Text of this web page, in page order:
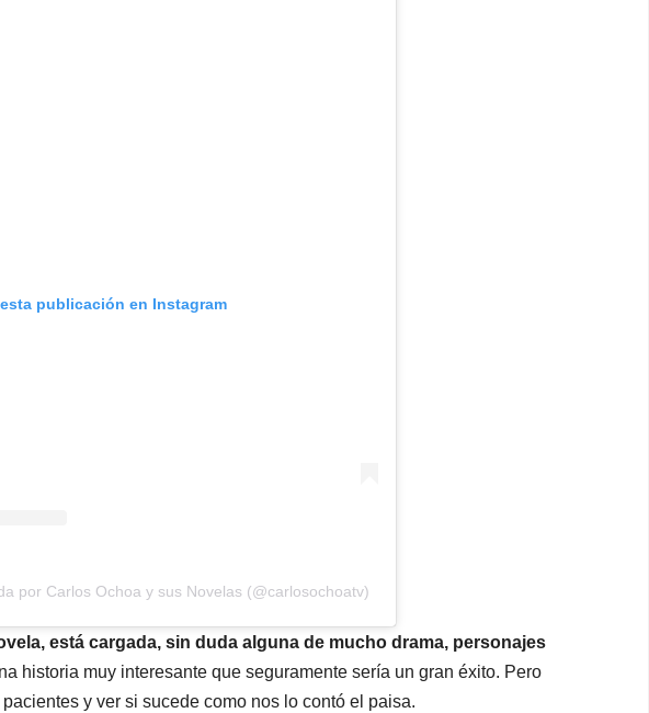
esta publicación en Instagram
por Carlos Ochoa y sus Novelas (@carlosochoatv)
está cargada, sin duda alguna de mucho drama, personajes
historia muy interesante que seguramente sería un gran éxito. Pero
y ver si sucede como nos lo contó el paisa.